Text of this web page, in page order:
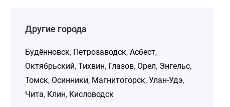
Другие города
Будённовск, Петрозаводск,Асбест,
Октябрьский,Тихвин, Глазов, Орел, Энгельс,
Томск, Осинники, Магнитогорск,Улан-Удэ,
Чита, Клин, Кисловодск